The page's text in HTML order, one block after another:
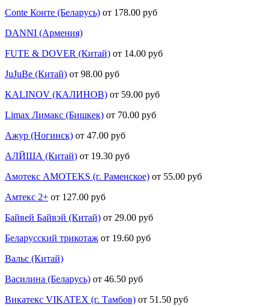
Conte Конте (Беларусь) от 178.00 руб
DANNI (Армения)
FUTE & DOVER (Китай) от 14.00 руб
JuJuBe (Китай) от 98.00 руб
KALINOV (КАЛИНОВ) от 59.00 руб
Limax Лимакс (Бишкек) от 70.00 руб
Ажур (Ногинск) от 47.00 руб
АЛЙША (Китай) от 19.30 руб
Амотекс AMOTEKS (г. Раменское) от 55.00 руб
Амтекс 2+ от 127.00 руб
Байвей Байвэй (Китай) от 29.00 руб
Беларусский трикотаж от 19.60 руб
Вальс (Китай)
Василина (Беларусь) от 46.50 руб
Викатекс VIKATEX (г. Тамбов) от 51.50 руб